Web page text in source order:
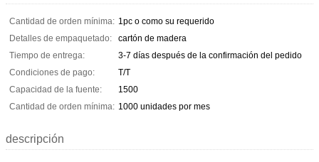
Cantidad de orden mínima: 1pc o como su requerido
Detalles de empaquetado:
cartón de madera
Tiempo de entrega:
3-7 días después de la confirmación del pedido
Condiciones de pago:
T/T
Capacidad de la fuente:
1500
Cantidad de orden mínima: 1000 unidades por mes
descripción